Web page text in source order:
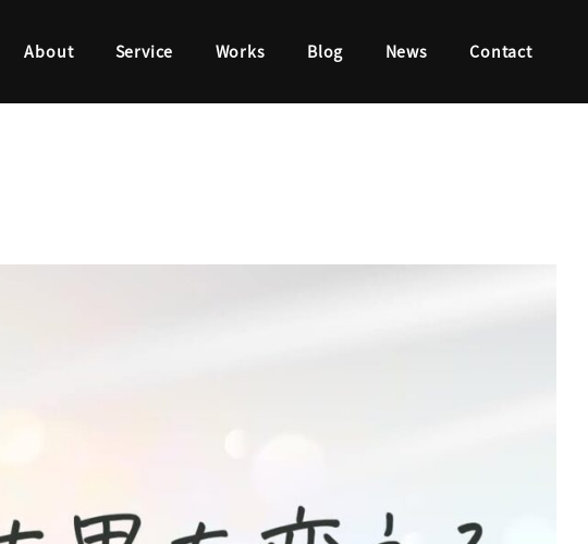
About Service Works Blog News Contact